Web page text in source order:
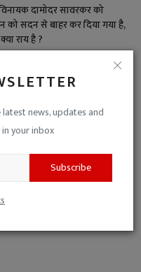
news, updates and
your inbox
Subscribe
दामोदर सावरकर को
को सदन से बाहर कर दिया गया है,
राय है ?
की गई।
कमेंट।
है।